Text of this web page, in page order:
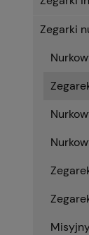
Zegarki